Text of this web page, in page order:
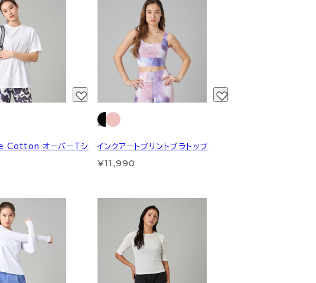
Cotton オーバーTシ
インクアートプリントブラトップ
¥11,990